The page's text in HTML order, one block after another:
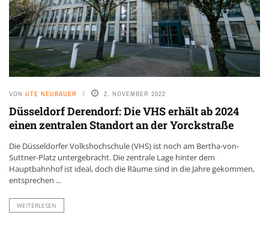
VON UTE NEUBAUER 2. NOVEMBER 2022
Düsseldorf Derendorf: Die VHS erhält ab 2024
einen zentralen Standort an der Yorckstraße
Die Düsseldorfer Volkshochschule (VHS) ist noch am Bertha-von-
Suttner-Platz untergebracht. Die zentrale Lage hinter dem
Hauptbahnhof ist ideal, doch die Räume sind in die Jahre gekommen,
entsprechen ...
WEITERLESEN